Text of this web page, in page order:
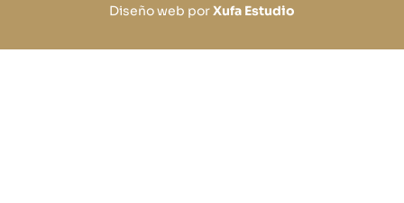
Diseño web porXufa Estudio